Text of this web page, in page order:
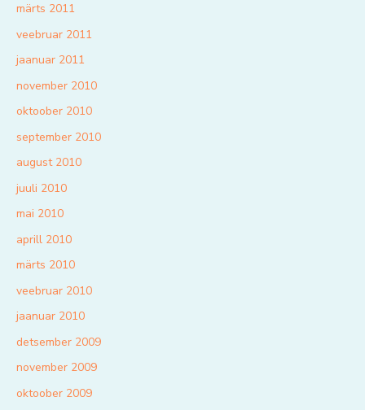
märts 2011
veebruar 2011
jaanuar 2011
november 2010
oktoober 2010
september 2010
august 2010
juuli 2010
mai 2010
aprill 2010
märts 2010
veebruar 2010
jaanuar 2010
detsember 2009
november 2009
oktoober 2009